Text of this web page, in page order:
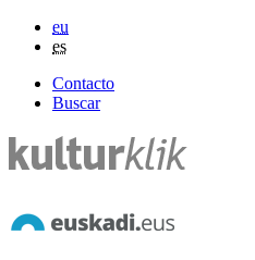
eu
es
Contacto
Buscar